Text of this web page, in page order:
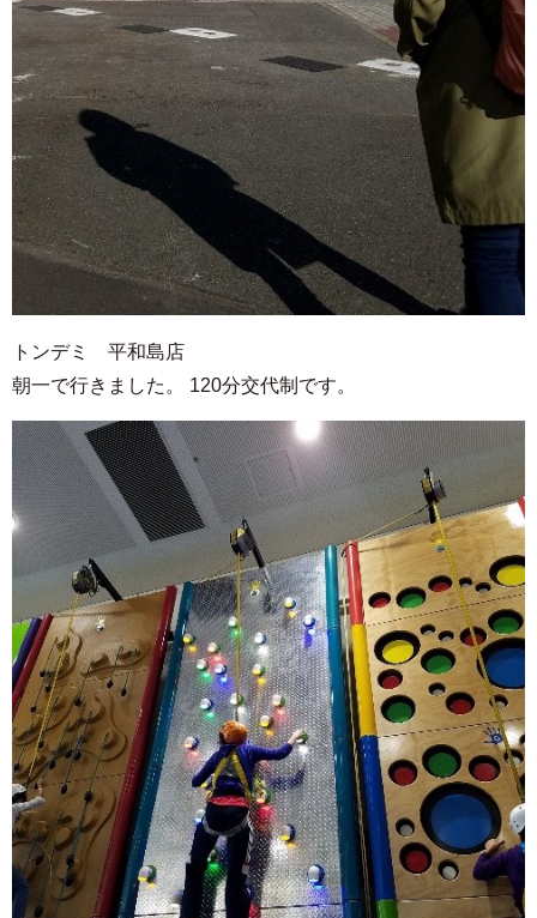
トンデミ 平和島店
朝一で行きました。 120分交代制です。